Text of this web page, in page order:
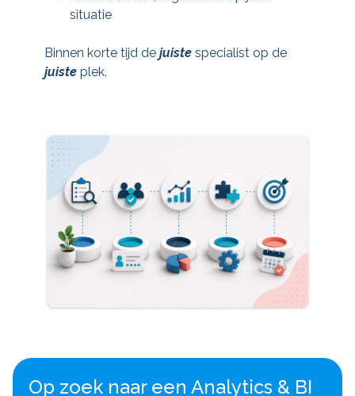
situatie
Binnen korte tijd de juiste specialist op de
juiste plek.
Op zoek naar een Analytics & BI